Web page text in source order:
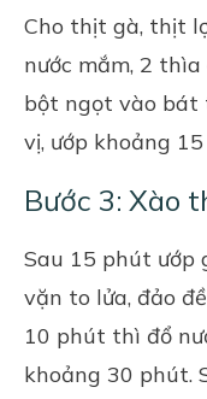
Cho thịt gà, thịt
nước mắm, 2
bột ngọt vào bát
vị, ướp khoảng
Bước 3: Xào
Sau 15 phút ướp
vặn to lửa, đảo
10 phút thì đổ
khoảng 30 phút.